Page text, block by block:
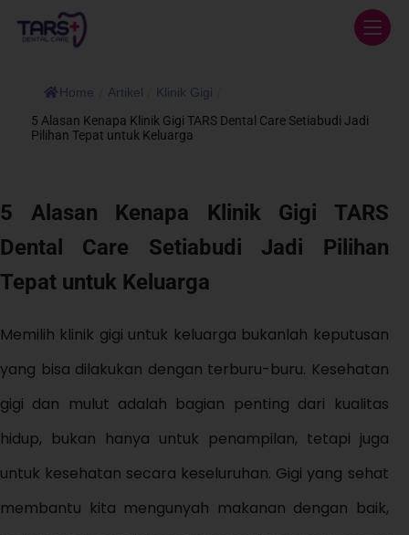
Home Artikel Klinik Gigi
5 Alasan Kenapa Klinik Gigi TARS Dental Care Setiabudi Jadi
Pilihan Tepat untuk Keluarga
5 Alasan Kenapa Klinik Gigi TARS
Dental Care Setiabudi Jadi Pilihan
Tepat untuk Keluarga
Memilih klinik gigi untuk keluarga bukanlah keputusan
yang bisa dilakukan dengan terburu-buru. Kesehatan
gigi dan mulut adalah bagian penting dari kualitas
hidup, bukan hanya untuk penampilan, tetapi juga
untuk kesehatan secara keseluruhan. Gigi yang sehat
membantu kita mengunyah makanan dengan baik,